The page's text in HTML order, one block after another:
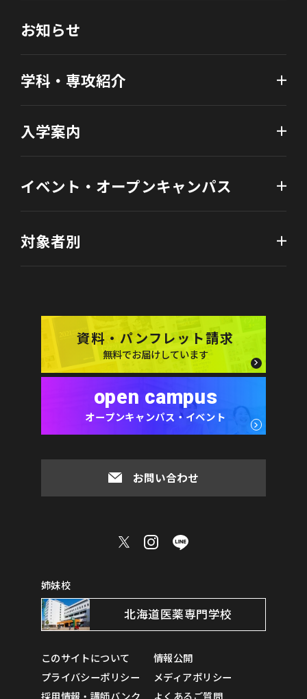
お知らせ
学科・専攻紹介
入学案内
イベント・オープンキャンパス
対象者別
資料・パンフレット請求
無料でお届けしています
open campus
オープンキャンパス・イベント
お問い合わせ
姉妹校
北海道医薬専門学校
このサイトについて
情報公開
プライバシーポリシー
メディアポリシー
採用情報・講師バンク
よくあるご質問